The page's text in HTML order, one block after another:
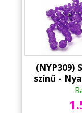
(NYP309)
színű -
Party